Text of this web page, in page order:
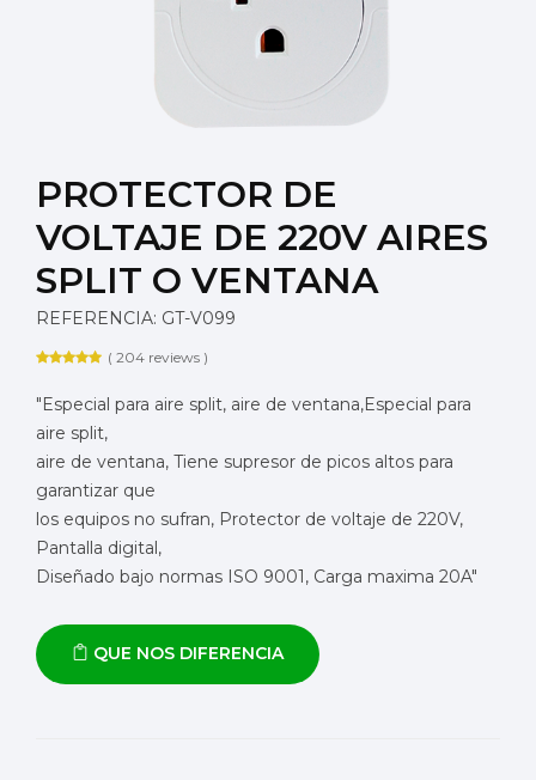
PROTECTOR DE
VOLTAJE DE 220V AIRES
SPLIT O VENTANA
REFERENCIA: GT-V099
( 204 reviews )
"Especial para aire split, aire de ventana,Especial para
aire split,
aire de ventana, Tiene supresor de picos altos para
garantizar que
los equipos no sufran, Protector de voltaje de 220V,
Pantalla digital,
Diseñado bajo normas ISO 9001, Carga maxima 20A"
QUE NOS DIFERENCIA